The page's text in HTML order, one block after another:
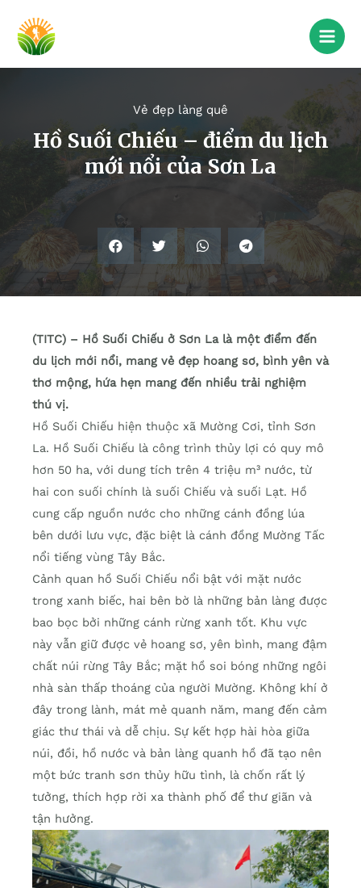
Vẻ đẹp làng quê
Hồ Suối Chiếu – điểm du lịch
mới nổi của Sơn La
(TITC) – Hồ Suối Chiếu ở Sơn La là một điểm đến
du lịch mới nổi, mang vẻ đẹp hoang sơ, bình yên và
thơ mộng, hứa hẹn mang đến nhiều trải nghiệm
thú vị.
Hồ Suối Chiếu hiện thuộc xã Mường Cơi, tỉnh Sơn
La. Hồ Suối Chiếu là công trình thủy lợi có quy mô
hơn 50 ha, với dung tích trên 4 triệu m³ nước, từ
hai con suối chính là suối Chiếu và suối Lạt. Hồ
cung cấp nguồn nước cho những cánh đồng lúa
bên dưới lưu vực, đặc biệt là cánh đồng Mường Tấc
nổi tiếng vùng Tây Bắc.
Cảnh quan hồ Suối Chiếu nổi bật với mặt nước
trong xanh biếc, hai bên bờ là những bản làng được
bao bọc bởi những cánh rừng xanh tốt. Khu vực
này vẫn giữ được vẻ hoang sơ, yên bình, mang đậm
chất núi rừng Tây Bắc; mặt hồ soi bóng những ngôi
nhà sàn thấp thoáng của người Mường. Không khí ở
đây trong lành, mát mẻ quanh năm, mang đến cảm
giác thư thái và dễ chịu. Sự kết hợp hài hòa giữa
núi, đồi, hồ nước và bản làng quanh hồ đã tạo nên
một bức tranh sơn thủy hữu tình, là chốn rất lý
tưởng, thích hợp rời xa thành phố để thư giãn và
tận hưởng.